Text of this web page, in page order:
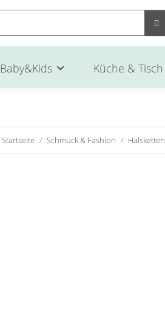
Baby&Kids Küche & Tisch
Startseite Schmuck & Fashion Halsketten